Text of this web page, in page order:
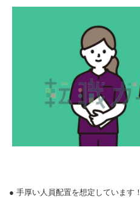
● 手厚い人員配置を想定しています！